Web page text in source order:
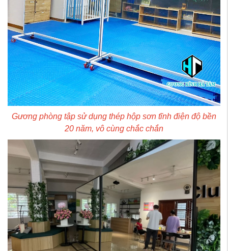
Gương phòng tập sử dụng thép hộp sơn tĩnh điện độ bền
20 năm, vô cùng chắc chắn